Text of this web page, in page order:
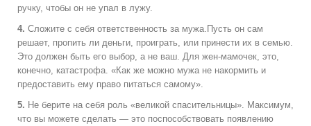
ручку, чтобы он не упал в лужу.
4. Сложите с себя ответственность за мужа.Пусть он сам
решает, пропить ли деньги, проиграть, или принести их в семью.
Это должен быть его выбор, а не ваш. Для жен-мамочек, это,
конечно, катастрофа. «Как же можно мужа не накормить и
предоставить ему право питаться самому».
5. Не берите на себя роль «великой спасительницы». Максимум,
что вы можете сделать — это поспособствовать появлению